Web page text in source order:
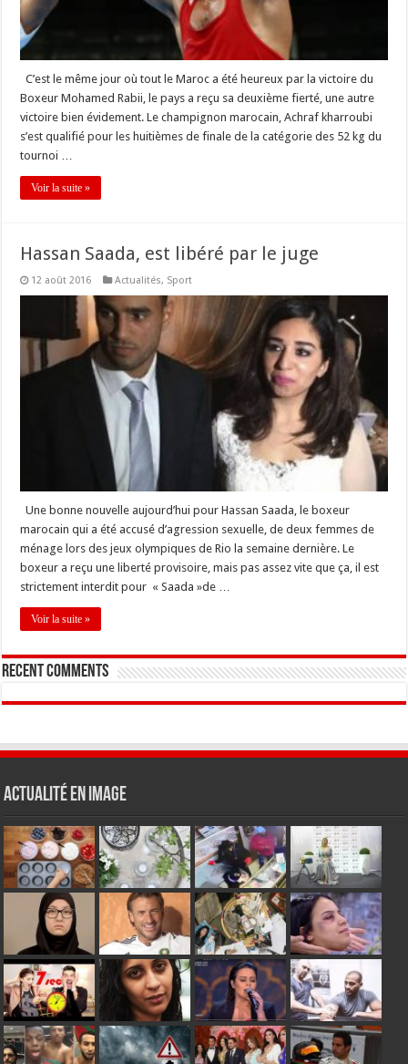
C’est le même jour où tout le Maroc a été heureux par la victoire du
Boxeur Mohamed Rabii, le pays a reçu sa deuxième fierté, une autre
victoire bien évidement. Le champignon marocain, Achraf kharroubi
s’est qualifié pour les huitièmes de finale de la catégorie des 52 kg du
tournoi …
Voir la suite »
Hassan Saada, est libéré par le juge
12 août 2016 Actualités, Sport
Une bonne nouvelle aujourd’hui pour Hassan Saada, le boxeur
marocain qui a été accusé d’agression sexuelle, de deux femmes de
ménage lors des jeux olympiques de Rio la semaine dernière. Le
boxeur a reçu une liberté provisoire, mais pas assez vite que ça, il est
strictement interdit pour « Saada »de …
Voir la suite »
Recent Comments
Actualité en Image